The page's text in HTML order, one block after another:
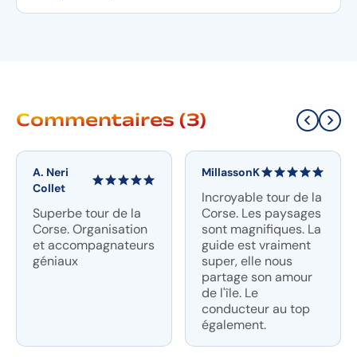
Commentaires (3)
A. Neri
Collet
Superbe tour de la
Corse. Organisation
et accompagnateurs
géniaux
MillassonK
Incroyable tour de la
Corse. Les paysages
sont magnifiques. La
guide est vraiment
super, elle nous
partage son amour
de l'île. Le
conducteur au top
également.